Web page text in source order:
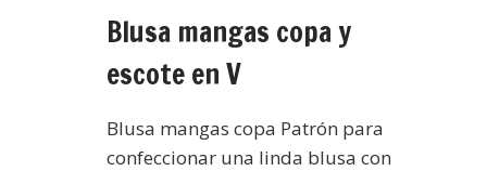
Blusa mangas copa y
escote en V
Blusa mangas copa Patrón para
confeccionar una linda blusa con